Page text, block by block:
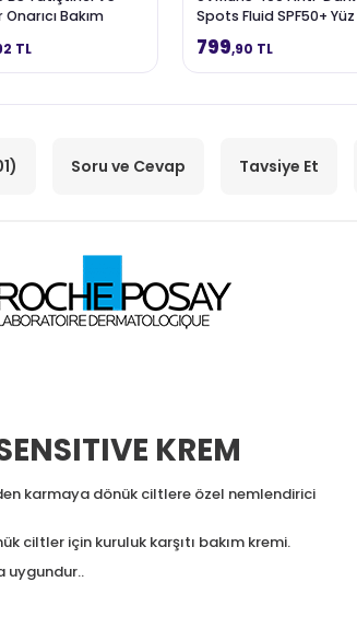
Bakım
ml
TL
Spots Fluid SPF50+ Yüz
Güneş Kremi 50 ml
799,90 TL
Soru ve Cevap Tavsiye Et
KREM
karmaya dönük ciltlere özel nemlendirici
ciltler için kuruluk karşıtı bakım kremi.
uygundur..